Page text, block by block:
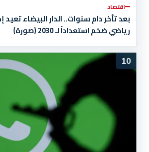
اقتصاد
بعد تأخر دام سنوات.. الدار البيضاء
رياضي ضخم استعداداً لـ 2030 (صورة)
10